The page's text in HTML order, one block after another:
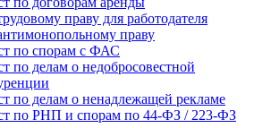
праву для работодателя
праву
по спорам с ФАС
по делам о недобросовестной
по делам о ненадлежащей рекламе
по РНП и спорам по 44-ФЗ / 223-ФЗ